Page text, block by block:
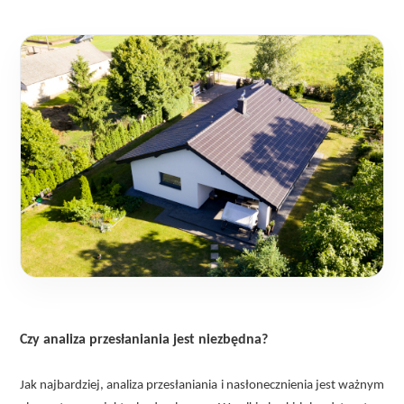
Czy analiza przesłaniania jest niezbędna?
Jak najbardziej, analiza przesłaniania i nasłonecznienia jest ważnym